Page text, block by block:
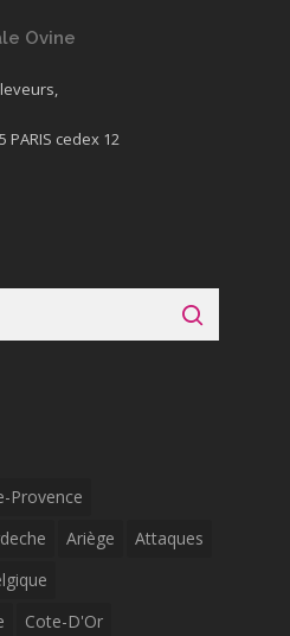
Ovine
PARIS cedex 12
Provence
Ariège
Attaques
Cote-D'Or